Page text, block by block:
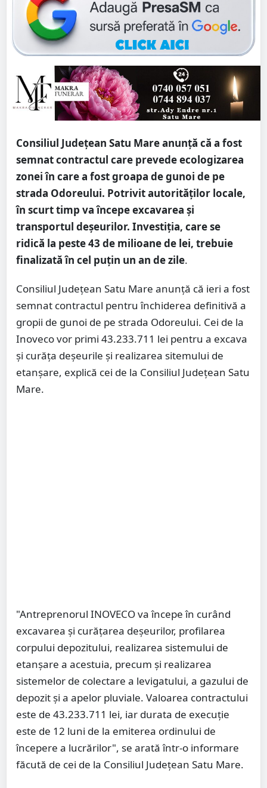
Consiliul Județean Satu Mare anunță că a fost
semnat contractul care prevede ecologizarea
zonei în care a fost groapa de gunoi de pe
strada Odoreului. Potrivit autorităților locale,
în scurt timp va începe excavarea și
transportul deșeurilor. Investiția, care se
ridică la peste 43 de milioane de lei, trebuie
finalizată în cel puțin un an de zile.
Consiliul Județean Satu Mare anunță că ieri a fost
semnat contractul pentru închiderea definitivă a
gropii de gunoi de pe strada Odoreului. Cei de la
Inoveco vor primi 43.233.711 lei pentru a excava
și curăța deșeurile și realizarea sitemului de
etanșare, explică cei de la Consiliul Județean Satu
Mare.
"Antreprenorul INOVECO va începe în curând
excavarea și curățarea deșeurilor, profilarea
corpului depozitului, realizarea sistemului de
etanșare a acestuia, precum și realizarea
sistemelor de colectare a levigatului, a gazului de
depozit și a apelor pluviale. Valoarea contractului
este de 43.233.711 lei, iar durata de execuție
este de 12 luni de la emiterea ordinului de
începere a lucrărilor", se arată într-o informare
făcută de cei de la Consiliul Județean Satu Mare.